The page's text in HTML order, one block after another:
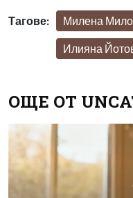
Тагове: Милена
Илияна
ОЩЕ ОТ